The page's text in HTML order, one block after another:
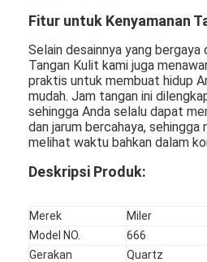
Fitur untuk Kenyamanan
Selain desainnya yang bergaya
Tangan Kulit kami juga
praktis untuk membuat hidup
mudah. Jam tangan ini
sehingga Anda selalu dapat
dan jarum bercahaya, sehingga
melihat waktu bahkan dalam
Deskripsi Produk:
Merek
Miler
Model NO.
666
Gerakan
Quartz